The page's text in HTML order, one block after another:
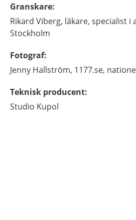
Granskare:
Rikard Viberg, läkare, specialist i
Stockholm
Fotograf:
Jenny Hallström, 1177.se,
Teknisk producent:
Studio Kupol